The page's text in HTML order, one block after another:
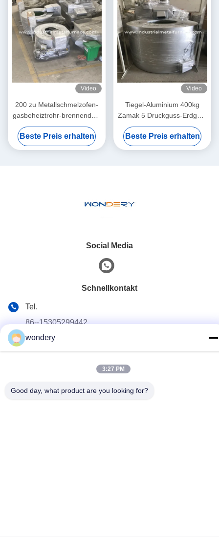
Video
200 zu Metallschmelzofen-
gasbeheiztrohr-brennendem
System des Tiegel-700kg/H
industrielles
Beste Preis erhalten
Video
Tiegel-Aluminium 400kg
Zamak 5 Druckguss-Erdgas-
Schmelzofen-stationäre Art
Beste Preis erhalten
Social Media
Schnellkontakt
Tel.
86--15305299442
E-Mail-Adresse
Shengang Metropolitan Plaza, Bezirk Xinwu, Wuxi, China
wondery
3:27 PM
Good day, what product are you looking for?